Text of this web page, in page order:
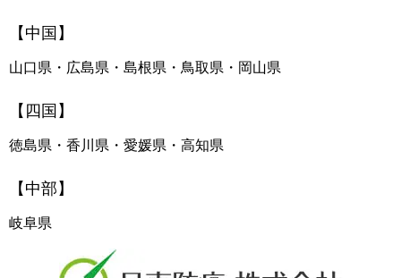
【中国】
山口県・広島県・島根県・鳥取県・岡山県
【四国】
徳島県・香川県・愛媛県・高知県
【中部】
岐阜県